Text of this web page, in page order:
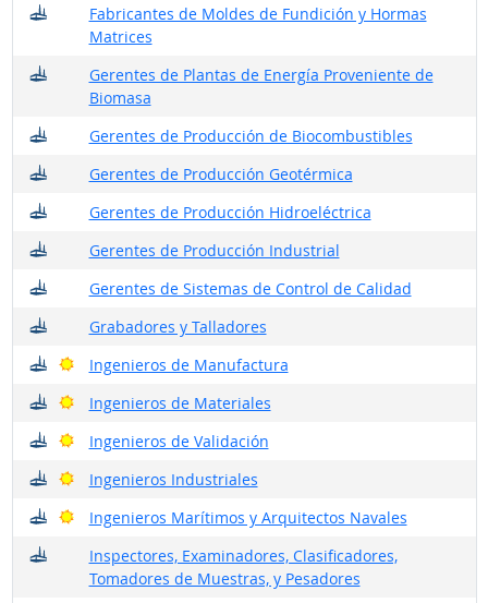
Fabricantes de Moldes de Fundición y Hormas
Matrices
¿Dónde trabajan?
Gerentes de Plantas de Energía Proveniente de
Biomasa
¿Dónde trabajan?
Gerentes de Producción de Biocombustibles
¿Dónde trabajan?
Gerentes de Producción Geotérmica
¿Dónde trabajan?
Gerentes de Producción Hidroeléctrica
¿Dónde trabajan?
Gerentes de Producción Industrial
¿Dónde trabajan?
Gerentes de Sistemas de Control de Calidad
¿Dónde trabajan?
Grabadores y Talladores
¿Dónde trabajan?
Ingenieros de Manufactura
¿Dónde trabajan?
Buenas perspectivas
Ingenieros de Materiales
¿Dónde trabajan?
Buenas perspectivas
Ingenieros de Validación
¿Dónde trabajan?
Buenas perspectivas
Ingenieros Industriales
¿Dónde trabajan?
Buenas perspectivas
Ingenieros Marítimos y Arquitectos Navales
¿Dónde trabajan?
Buenas perspectivas
Inspectores, Examinadores, Clasificadores,
Tomadores de Muestras, y Pesadores
¿Dónde trabajan?